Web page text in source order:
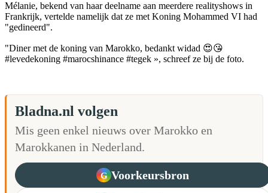
Mélanie, bekend van haar deelname aan meerdere realityshows in
Frankrijk, vertelde namelijk dat ze met Koning Mohammed VI had
"gedineerd".
"Diner met de koning van Marokko, bedankt widad 😍😘
#levedekoning #marocshinance #tegek », schreef ze bij de foto.
Bladna.nl volgen
Mis geen enkel nieuws over Marokko en
Marokkanen in Nederland.
G Voorkeursbron